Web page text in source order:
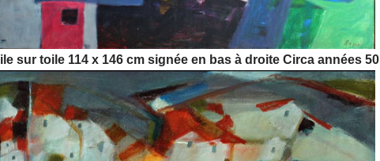
sur toile 114 x 146 cm signée en bas à droite Circa années 50